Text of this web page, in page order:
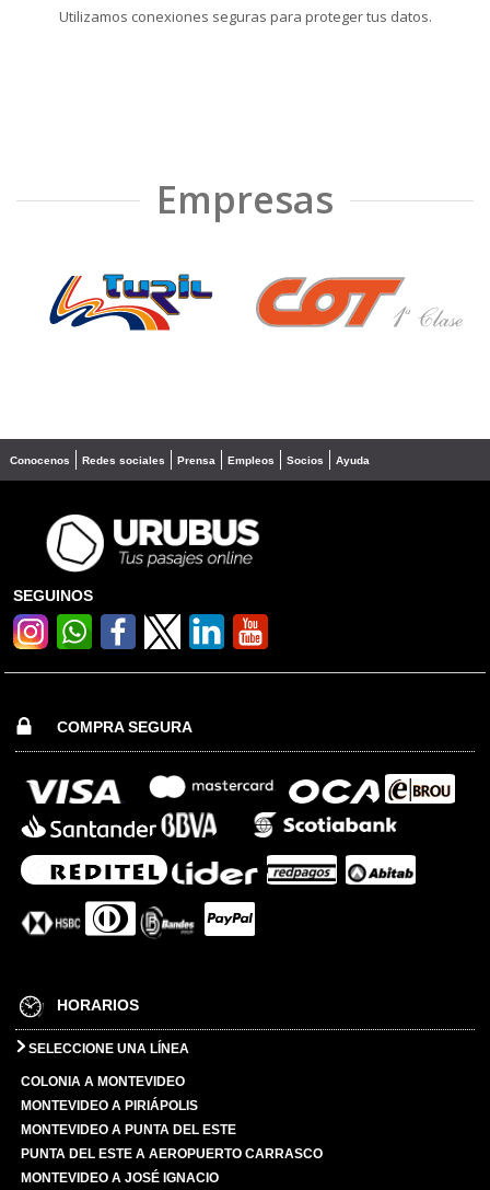
Utilizamos conexiones seguras para proteger tus datos.
Empresas
❮ ❯
Conocenos Redes sociales Prensa Empleos Socios Ayuda
SEGUINOS
COMPRA SEGURA
HORARIOS
SELECCIONE UNA LÍNEA
COLONIA A MONTEVIDEO
MONTEVIDEO A PIRIÁPOLIS
MONTEVIDEO A PUNTA DEL ESTE
PUNTA DEL ESTE A AEROPUERTO CARRASCO
MONTEVIDEO A JOSÉ IGNACIO